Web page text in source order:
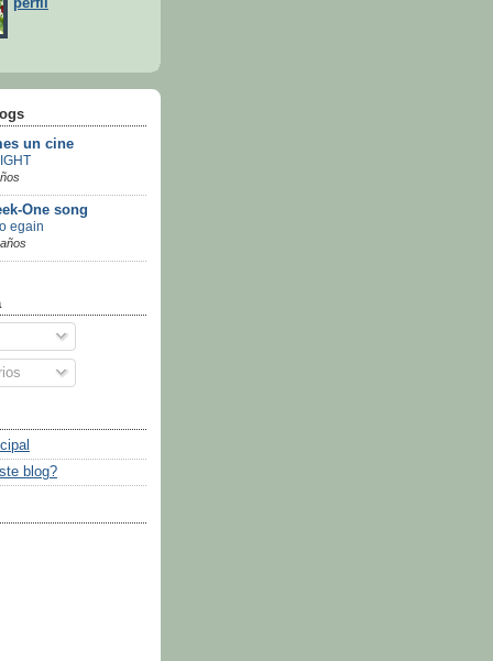
perfil
un cine
One song
egain
blog?